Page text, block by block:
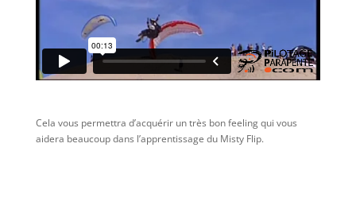
Cela vous permettra d’acquérir un très bon feeling qui vous
aidera beaucoup dans l’apprentissage du Misty Flip.